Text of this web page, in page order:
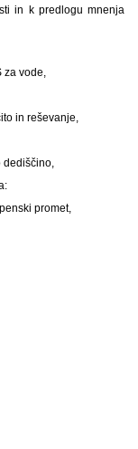
in k predlogu mnenja
za vode,
in reševanje,
dediščino,
promet,